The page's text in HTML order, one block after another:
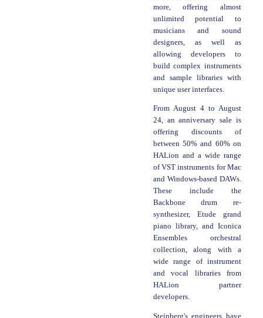
more, offering almost
unlimited potential to
musicians and sound
designers, as well as
allowing developers to
build complex instruments
and sample libraries with
unique user interfaces.
From August 4 to August
24, an anniversary sale is
offering discounts of
between 50% and 60% on
HALion and a wide range
of VST instruments for Mac
and Windows-based DAWs.
These include the
Backbone drum re-
synthesizer, Etude grand
piano library, and Iconica
Ensembles orchestral
collection, along with a
wide range of instrument
and vocal libraries from
HALion partner
developers.
Steinberg's engineers have